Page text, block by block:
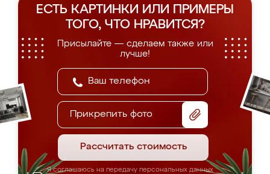
ЕСТЬ КАРТИНКИ ИЛИ ПРИМЕРЫ
ТОГО, ЧТО НРАВИТСЯ?
Присылайте — сделаем также или
лучше!
Прикрепить фото
Рассчитать стоимость
Я соглашаюсь на передачу персональных данных